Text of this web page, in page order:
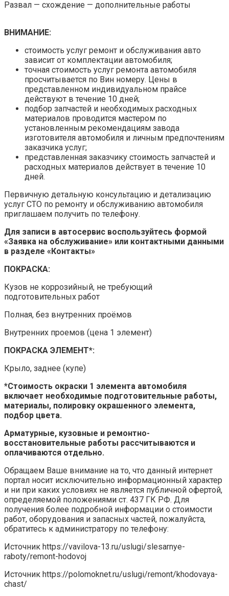
Развал — схождение — дополнительные работы
ВНИМАНИЕ:
стоимость услуг ремонт и обслуживания авто
зависит от комплектации автомобиля;
точная стоимость услуг ремонта автомобиля
просчитывается по Вин номеру. Цены в
представленном индивидуальном прайсе
действуют в течение 10 дней;
подбор запчастей и необходимых расходных
материалов проводится мастером по
установленным рекомендациям завода
изготовителя автомобиля и личным предпочтениям
заказчика услуг;
представленная заказчику стоимость запчастей и
расходных материалов действует в течение 10
дней.
Первичную детальную консультацию и детализацию
услуг СТО по ремонту и обслуживанию автомобиля
приглашаем получить по телефону.
Для записи в автосервис воспользуйтесь формой
«Заявка на обслуживание» или контактными данными
в разделе «Контакты»
ПОКРАСКА:
Кузов не коррозийный, не требующий
подготовительных работ
Полная, без внутренних проёмов
Внутренних проемов (цена 1 элемент)
ПОКРАСКА ЭЛЕМЕНТ*:
Крыло, заднее (купе)
*Стоимость окраски 1 элемента автомобиля
включает необходимые подготовительные работы,
материалы, полировку окрашенного элемента,
подбор цвета.
Арматурные, кузовные и ремонтно-
восстановительные работы рассчитываются и
оплачиваются отдельно.
Обращаем Ваше внимание на то, что данный интернет
портал носит исключительно информационный характер
и ни при каких условиях не является публичной офертой,
определяемой положениями ст. 437 ГК РФ. Для
получения более подробной информации о стоимости
работ, оборудования и запасных частей, пожалуйста,
обратитесь к администратору по телефону:
Источник https://vavilova-13.ru/uslugi/slesarnye-
raboty/remont-hodovoj
Источник https://polomoknet.ru/uslugi/remont/khodovaya-
chast/